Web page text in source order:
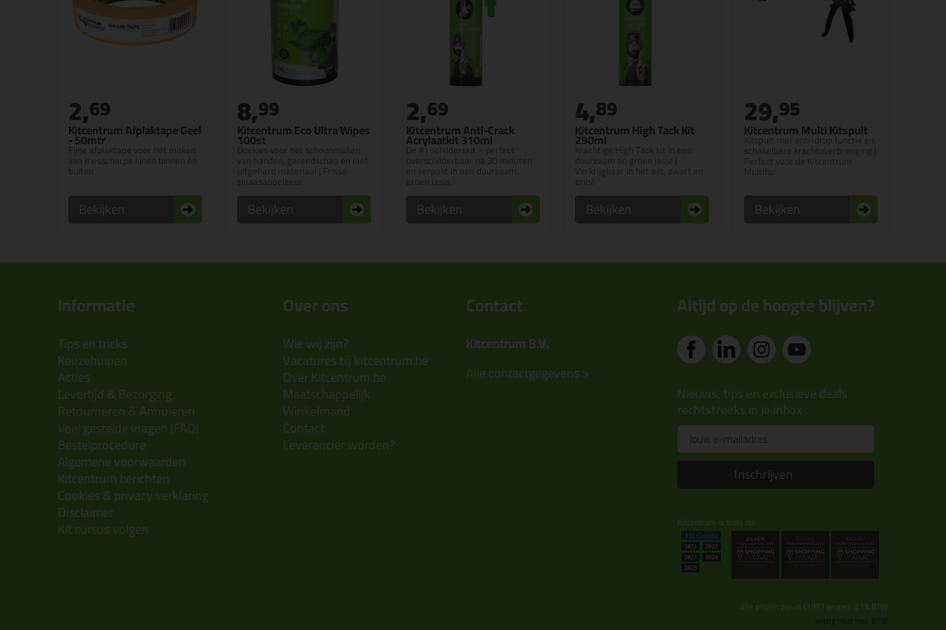
Kitcentrum Afplaktape Geel
- 50mtr
Fijne afplaktape voor het maken
2,69
Kitcentrum Eco Ultra Wipes
100st
Doekjes voor het schoonmaken
8,99
Kitcentrum Anti-Crack
Acrylaatkit 310ml
De #1 schilderskit – perfect
2,69
Kitcentrum High Tack Kit
290ml
Krachtige High Tack kit in een
4,89
Kitcentrum Multi Kitspuit
Kitspuit met anti-drup functie en
29,95
Informatie
Tips en tricks
Keuzehulpen
Acties
Levertijd & Bezorging
Retourneren & Annuleren
Veel gestelde vragen (FAQ)
Bestelprocedure
Algemene voorwaarden
Kitcentrum berichten
Cookies & privacy verklaring
Disclaimer
Kit cursus volgen
Over ons
Wie wij zijn?
Vacatures bij kitcentrum.be
Over Kitcentrum.be
Maatschappelijk
Winkelmand
Contact
Leverancier worden?
Contact
Kitcentrum B.V.
Alle contactgegevens >
Altijd op de hoogte blijven?
Nieuws, tips en exclusieve deals
rechtstreeks in je inbox
Inschrijven
Kitcentrum is trots op:
Alle prijzen zijn in EURO en excl. 21% BTW